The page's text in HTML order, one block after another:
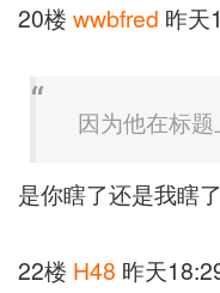
20楼 wwbfred 昨天
因为他在标题
是你瞎了还是我瞎
22楼 H48 昨天